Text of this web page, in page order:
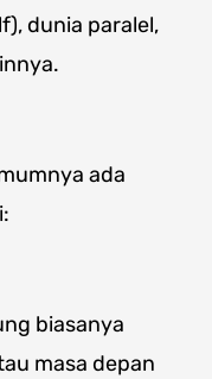
dunia paralel,
ada
biasanya
masa depan